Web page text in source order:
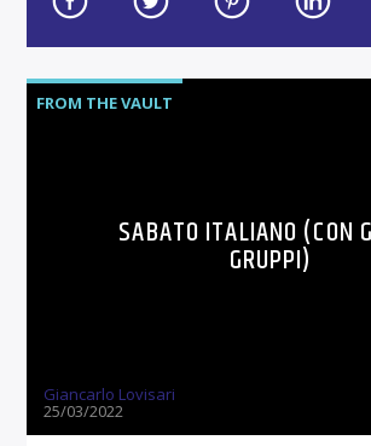
FROM THE VAULT
SABATO ITALIANO (CON
GRUPPI)
Giancarlo Lovisari
25/03/2022